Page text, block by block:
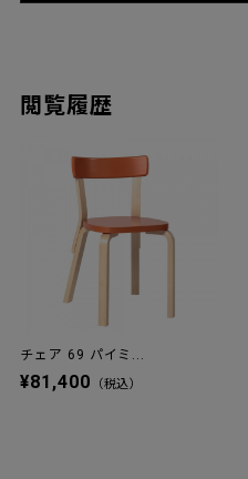
閲覧履歴
チェア 69 パイミ...
¥81,400 （税込）